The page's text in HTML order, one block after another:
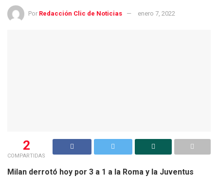
Por Redacción Clic de Noticias enero 7, 2022
2
COMPARTIDAS
Milan derrotó hoy por 3 a 1 a la Roma y la Juventus